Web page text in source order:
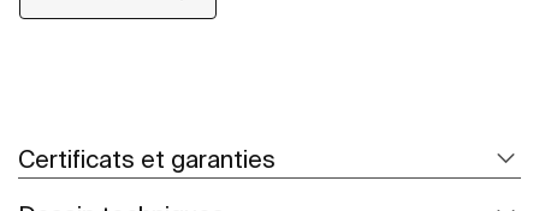
Certificats et garanties